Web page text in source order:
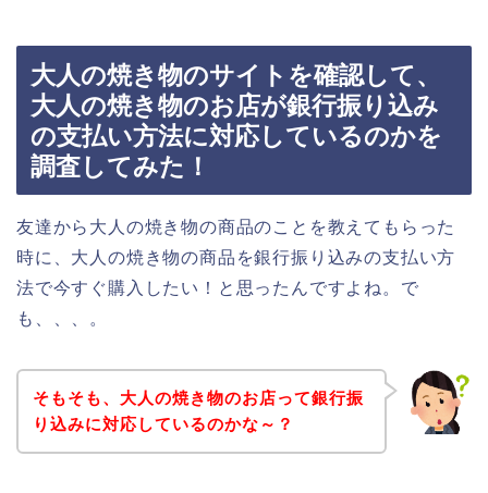
大人の焼き物のサイトを確認して、
大人の焼き物のお店が銀行振り込み
の支払い方法に対応しているのかを
調査してみた！
友達から大人の焼き物の商品のことを教えてもらった
時に、大人の焼き物の商品を銀行振り込みの支払い方
法で今すぐ購入したい！と思ったんですよね。で
も、、、。
そもそも、大人の焼き物のお店って銀行振
り込みに対応しているのかな～？